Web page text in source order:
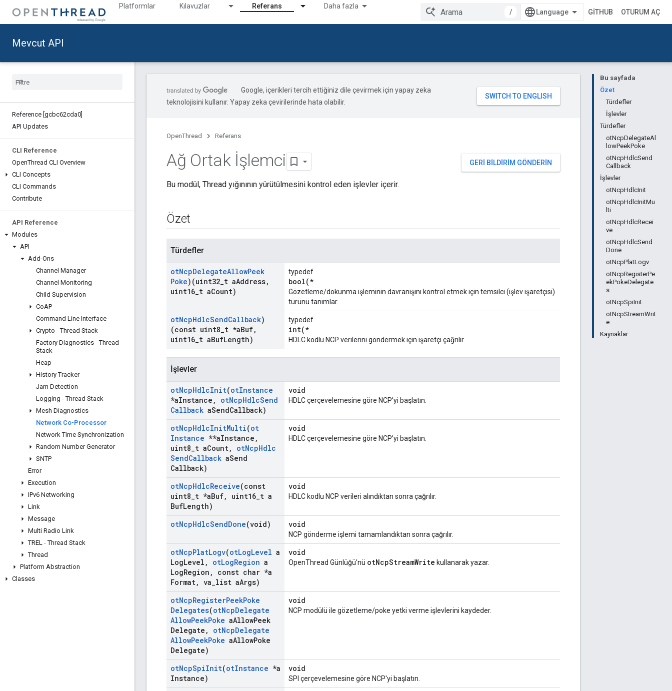
Platformlar Kılavuzlar Referans Daha fazla
/ GITHUB OTURUM AÇ
Mevcut API
Reference [gcbc62cda0]
API Updates
CLI Reference
OpenThread CLI Overview
CLI Concepts
CLI Commands
Contribute
API Reference
Modules
API
Add-Ons
Channel Manager
Channel Monitoring
Child Supervision
CoAP
Command Line Interface
Crypto - Thread Stack
Factory Diagnostics - Thread
Stack
Heap
History Tracker
Jam Detection
Logging - Thread Stack
Mesh Diagnostics
Network Co-Processor
Network Time Synchronization
Random Number Generator
SNTP
Error
Execution
IPv6 Networking
Link
Message
Multi Radio Link
TREL - Thread Stack
Thread
Platform Abstraction
Classes
Bu sayfada
Özet
Türdefler
İşlevler
Türdefler
otNcpDelegateAl
lowPeekPoke
otNcpHdlcSend
Callback
İşlevler
otNcpHdlcInit
otNcpHdlcInitMu
lti
otNcpHdlcRecei
ve
otNcpHdlcSend
Done
otNcpPlatLogv
otNcpRegisterPe
ekPokeDelegate
s
otNcpSpiInit
otNcpStreamWrit
e
Kaynaklar
Google, içerikleri tercih ettiğiniz dile çevirmek için yapay zeka
teknolojisini kullanır. Yapay zeka çevirilerinde hata olabilir.
OpenThread Referans
GERI BILDIRIM GÖNDERIN
Ağ Ortak İşlemci
Bu modül, Thread yığınının yürütülmesini kontrol eden işlevler içerir.
Özet
Türdefler
otNcpDelegateAllowPeek
Poke)(uint32 t aAddress,
uint16 t aCount)
typedef
bool(*
Gözetleme/dokunma işleminin davranışını kontrol etmek için temsilci (işlev işaretçisi)
türünü tanımlar.
otNcpHdlcSendCallback)
(const uint8 t *aBuf,
uint16 t aBufLength)
typedef
int(*
HDLC kodlu NCP verilerini göndermek için işaretçi çağrılır.
İşlevler
otNcpHdlcInit(otInstance
*aInstance , otNcpHdlcSend
Callback aSendCallback)
void
HDLC çerçevelemesine göre NCP'yi başlatın.
otNcpHdlcInitMulti(ot
Instance **aInstance ,
uint8 t aCount, otNcpHdlc
SendCallback aSend
Callback)
void
HDLC çerçevelemesine göre NCP'yi başlatın.
otNcpHdlcReceive(const
uint8 t *aBuf, uint16 t a
BufLength)
void
HDLC kodlu NCP verileri alındıktan sonra çağrılır.
otNcpHdlcSendDone(void) void
NCP gönderme işlemi tamamlandıktan sonra çağrılır.
otNcpPlatLogv(otLogLevel a
LogLevel , otLogRegion a
LogRegion ,
const char *a
Format, va list aArgs)
void
OpenThread Günlüğü'nü otNcpStreamWrite kullanarak yazar.
otNcpRegisterPeekPoke
Delegates(otNcpDelegate
AllowPeekPoke aAllowPeek
Delegate , otNcpDelegate
AllowPeekPoke aAllowPoke
Delegate)
void
NCP modülü ile gözetleme/poke yetki verme işlevlerini kaydeder.
otNcpSpiInit(otInstance *a
Instance)
void
SPI çerçevelemesine göre NCP'yi başlatın.